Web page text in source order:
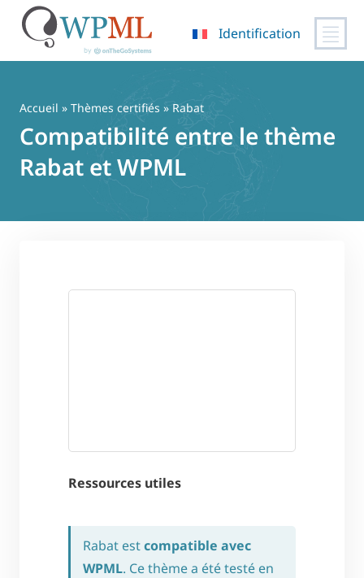
contenu
Identification
Accueil » Thèmes certifiés » Rabat
Compatibilité entre le thème
Rabat et WPML
Ressources utiles
Rabat estcompatible avec
WPML. Ce thème a été testé en